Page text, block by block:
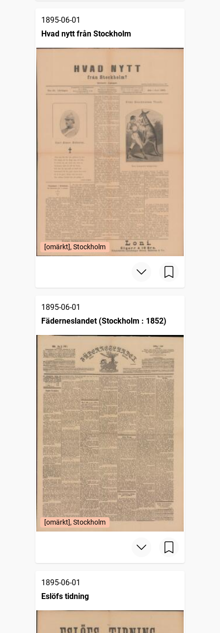
1895-06-01
Hvad nytt från Stockholm
[omärkt], Stockholm
1895-06-01
Fäderneslandet (Stockholm : 1852)
[omärkt], Stockholm
1895-06-01
Eslöfs tidning